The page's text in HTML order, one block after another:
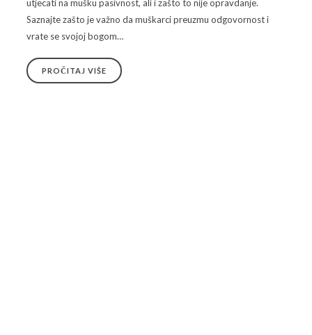
utjecati na mušku pasivnost, ali i zašto to nije opravdanje.
Saznajte zašto je važno da muškarci preuzmu odgovornost i
vrate se svojoj bogom…
PROČITAJ VIŠE